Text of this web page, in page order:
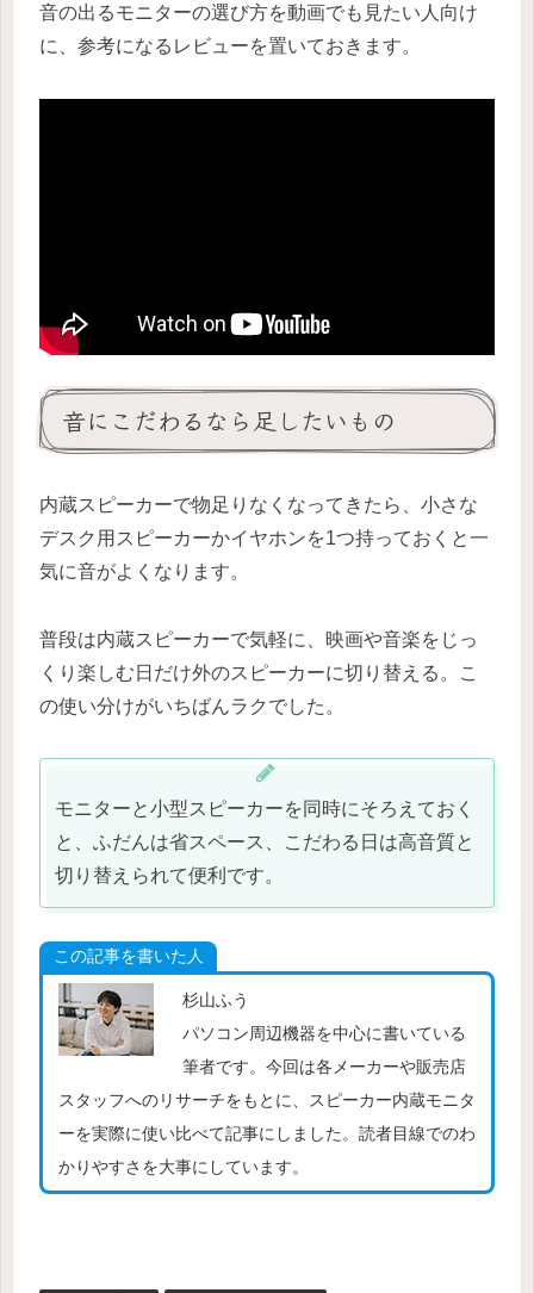
音の出るモニターの選び方を動画でも見たい人向け
に、参考になるレビューを置いておきます。
音にこだわるなら足したいもの
内蔵スピーカーで物足りなくなってきたら、小さな
デスク用スピーカーかイヤホンを1つ持っておくと一
気に音がよくなります。
普段は内蔵スピーカーで気軽に、映画や音楽をじっ
くり楽しむ日だけ外のスピーカーに切り替える。こ
の使い分けがいちばんラクでした。
モニターと小型スピーカーを同時にそろえておく
と、ふだんは省スペース、こだわる日は高音質と
切り替えられて便利です。
この記事を書いた人
杉山ふう
パソコン周辺機器を中心に書いている
筆者です。今回は各メーカーや販売店
スタッフへのリサーチをもとに、スピーカー内蔵モニタ
ーを実際に使い比べて記事にしました。読者目線でのわ
かりやすさを大事にしています。